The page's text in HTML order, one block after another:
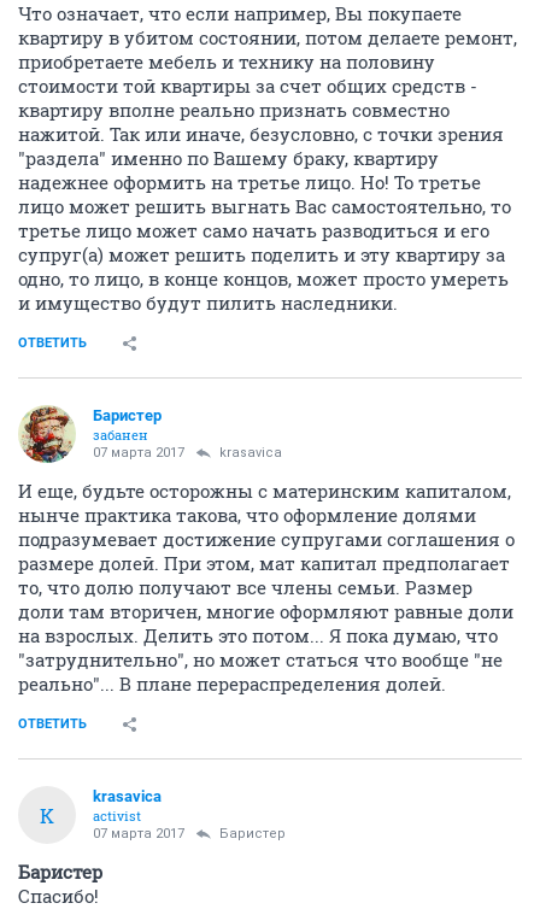
Что означает, что если например, Вы покупаете
квартиру в убитом состоянии, потом делаете ремонт,
приобретаете мебель и технику на половину
стоимости той квартиры за счет общих средств -
квартиру вполне реально признать совместно
нажитой. Так или иначе, безусловно, с точки зрения
"раздела" именно по Вашему браку, квартиру
надежнее оформить на третье лицо. Но! То третье
лицо может решить выгнать Вас самостоятельно, то
третье лицо может само начать разводиться и его
супруг(а) может решить поделить и эту квартиру за
одно, то лицо, в конце концов, может просто умереть
и имущество будут пилить наследники.
ОТВЕТИТЬ
Баристер
забанен
07 марта 2017 krasavica
И еще, будьте осторожны с материнским капиталом,
нынче практика такова, что оформление долями
подразумевает достижение супругами соглашения о
размере долей. При этом, мат капитал предполагает
то, что долю получают все члены семьи. Размер
доли там вторичен, многие оформляют равные доли
на взрослых. Делить это потом... Я пока думаю, что
"затруднительно", но может статься что вообще "не
реально"... В плане перераспределения долей.
ОТВЕТИТЬ
K
krasavica
activist
07 марта 2017 Баристер
Баристер
Спасибо!